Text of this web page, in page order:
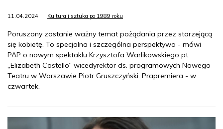
11.04.2024 Kultura i sztuka po 1989 roku
Poruszony zostanie ważny temat pożądania przez starzejącą
się kobietę. To specjalna i szczególna perspektywa - mówi
PAP o nowym spektaklu Krzysztofa Warlikowskiego pt.
„Elizabeth Costello” wicedyrektor ds. programowych Nowego
Teatru w Warszawie Piotr Gruszczyński. Prapremiera - w
czwartek.